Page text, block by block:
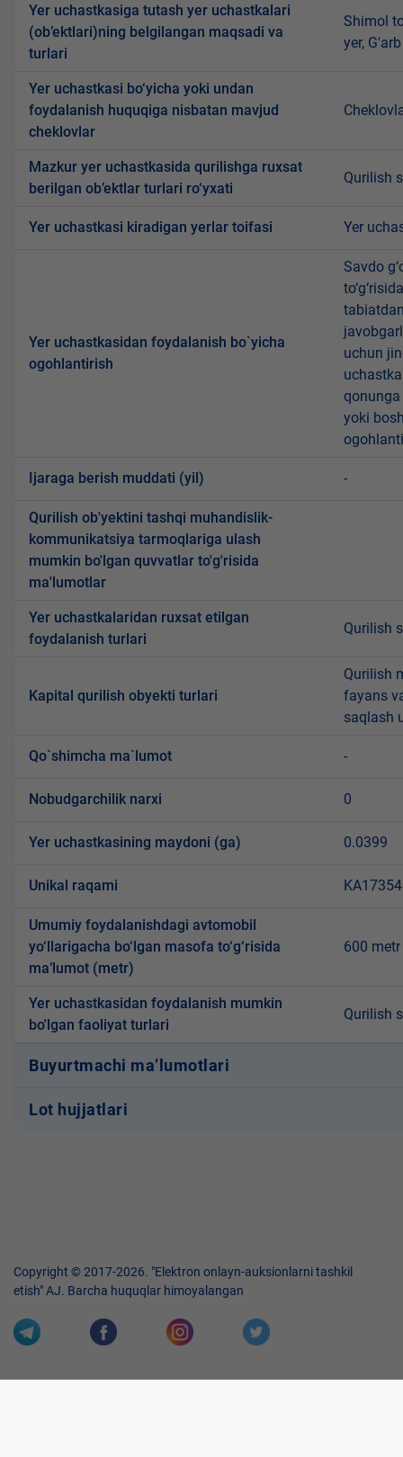
Yer uchastkasiga tutash yer uchastkalari
(ob’ektlari)ning belgilangan maqsadi va
turlari
Shimol
yer,
Yer uchastkasi bo‘yicha yoki undan
foydalanish huquqiga nisbatan mavjud
cheklovlar
Mazkur yer uchastkasida qurilishga ruxsat
berilgan ob’ektlar turlari ro‘yxati
Qurilish
Yer uchastkasi kiradigan yerlar toifasi Yer
Yer uchastkasidan foydalanish bo`yicha
ogohlantirish
Savdo
uchun
yoki
Ijaraga berish muddati (yil) -
Qurilish ob'yektini tashqi muhandislik-
kommunikatsiya tarmoqlariga ulash
mumkin bo'lgan quvvatlar to'g'risida
ma'lumotlar
Yer uchastkalaridan ruxsat etilgan
foydalanish turlari
Qurilish
Kapital qurilish obyekti turlari
Qurilish
fayans
saqlash
Qo`shimcha ma`lumot -
Nobudgarchilik narxi 0
Yer uchastkasining maydoni (ga) 0.0399
Unikal raqami
Umumiy foydalanishdagi avtomobil
yo‘llarigacha bo‘lgan masofa to‘g‘risida
ma’lumot (metr)
600 metr
Yer uchastkasidan foydalanish mumkin
bo'lgan faoliyat turlari
Qurilish
Buyurtmachi ma’lumotlari
Lot hujjatlari
Copyright © 2017-2026. "Elektron onlayn-auksionlarni tashkil
etish" AJ. Barcha huquqlar himoyalangan